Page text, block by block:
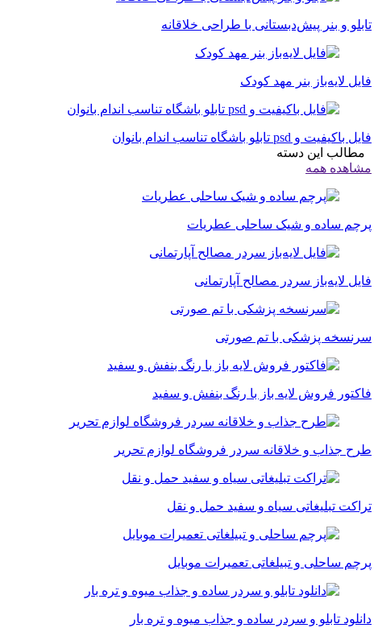
تابلو و بنر پیش‌دبستانی با طراحی خلاقانه
فایل لایه‌باز بنر مهد کودک
فایل باکیفیت و psd تابلو باشگاه تناسب اندام بانوان
مطالب این دسته
مشاهده همه
پرچم ساده و شیک ساحلی عطریات
فایل لایه‌باز سردر مصالح آپارتمانی
سرنسخه پزشکی با تم صورتی
فاکتور فروش لایه باز با رنگ بنفش و سفید
طرح جذاب و خلاقانه سردر فروشگاه لوازم تحریر
تراکت تبلیغاتی سیاه و سفید حمل و نقل
پرچم ساحلی و تبیلغاتی تعمیرات موبایل
دانلود تابلو و سردر ساده و جذاب میوه و تره بار